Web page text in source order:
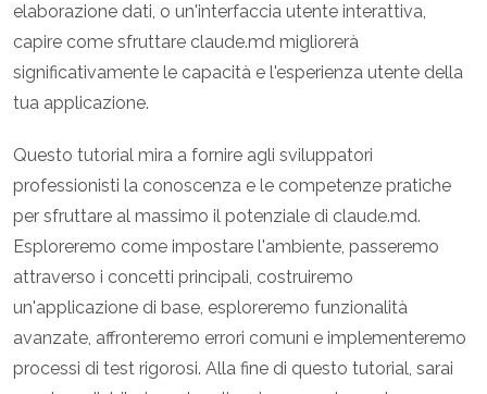
elaborazione dati, o un'interfaccia utente interattiva,
capire come sfruttare claude.md migliorerà
significativamente le capacità e l'esperienza utente della
tua applicazione.
Questo tutorial mira a fornire agli sviluppatori
professionisti la conoscenza e le competenze pratiche
per sfruttare al massimo il potenziale di claude.md.
Esploreremo come impostare l'ambiente, passeremo
attraverso i concetti principali, costruiremo
un'applicazione di base, esploreremo funzionalità
avanzate, affronteremo errori comuni e implementeremo
processi di test rigorosi. Alla fine di questo tutorial, sarai